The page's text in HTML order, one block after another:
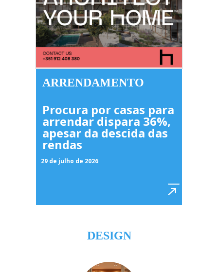
ARRENDAMENTO
Procura por casas para
arrendar dispara 36%,
apesar da descida das
rendas
29 de julho de 2026
DESIGN